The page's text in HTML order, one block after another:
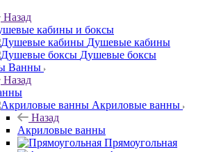
Назад
кабины и боксы
Душевые кабины
Душевые боксы
Ванны
Назад
Акриловые ванны
Назад
Акриловые ванны
Прямоугольная